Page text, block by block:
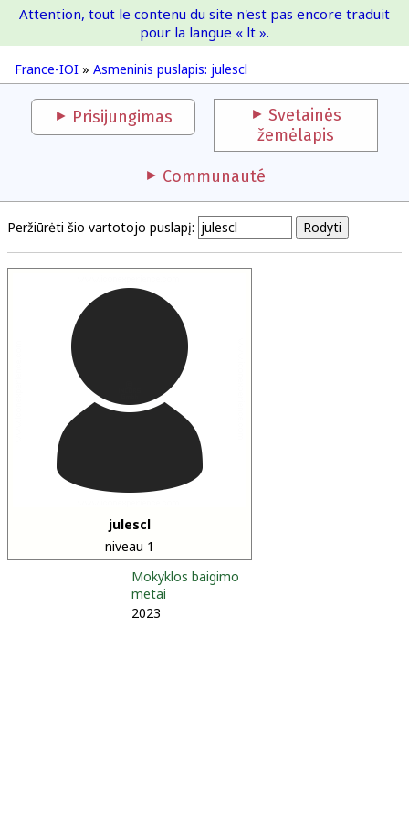
France-IOI
France-IOI » Asmeninis puslapis: julescl
Attention, tout le contenu du site n'est pas encore traduit
pour la langue « lt ».
Prisijungimas
Svetainės
žemėlapis
Communauté
Peržiūrėti šio vartotojo puslapį:
julescl
niveau 1
Mokyklos baigimo
metai
2023